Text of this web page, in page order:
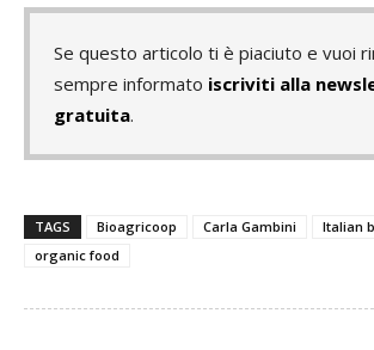
Se questo articolo ti è piaciuto e vuoi
sempre informato iscriviti alla
gratuita.
TAGS Bioagricoop Carla Gambini
Italian
organic food